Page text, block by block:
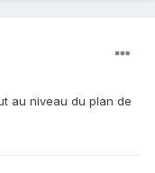
au niveau du plan de